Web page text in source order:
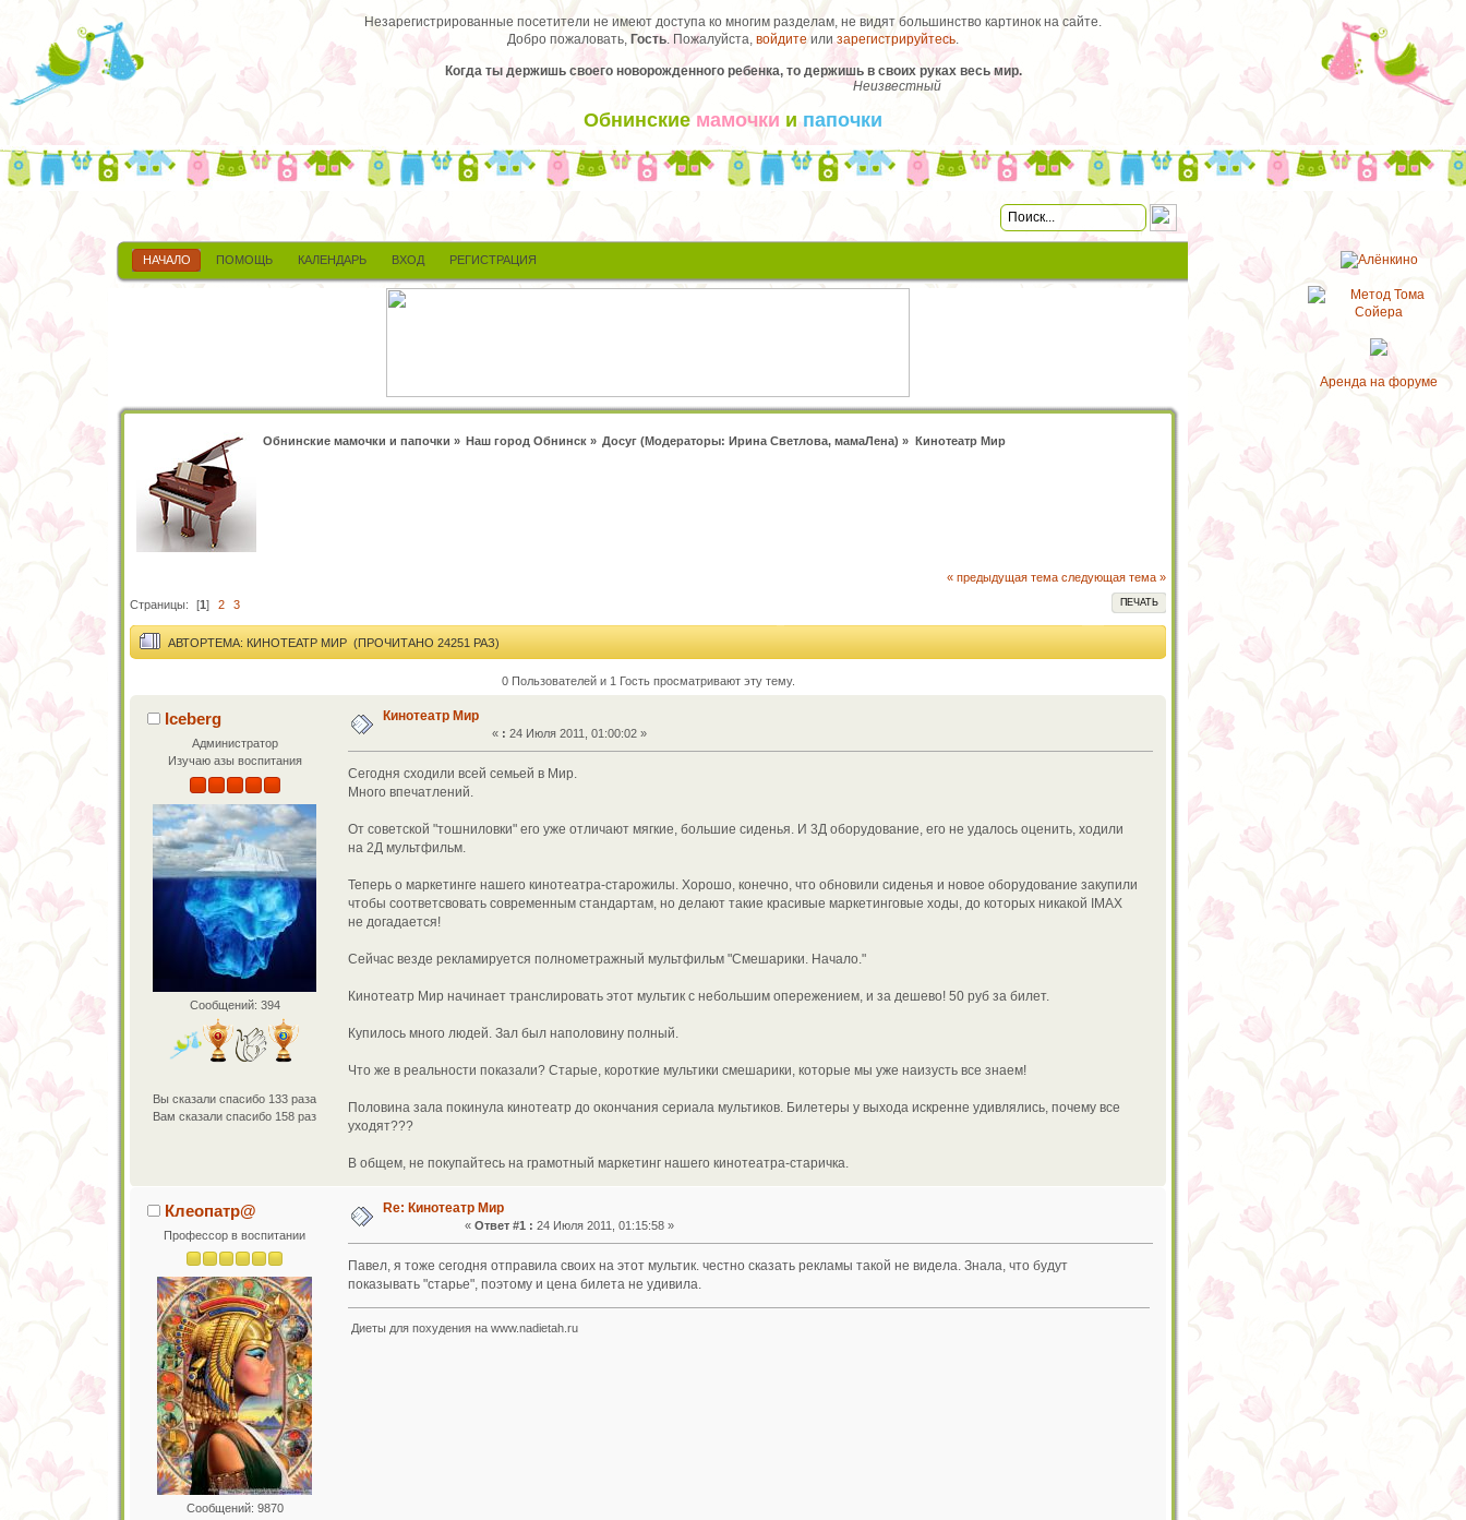
Незарегистрированные посетители не имеют доступа ко многим разделам, не видят большинство картинок на сайте.
Добро пожаловать, Гость. Пожалуйста, войдите илизарегистрируйтесь.
Когда ты держишь своего новорожденного ребенка, то держишь в своих руках весь мир.
Неизвестный
Обнинские мамочки ипапочки
НАЧАЛО ПОМОЩЬ КАЛЕНДАРЬ ВХОД РЕГИСТРАЦИЯ
Обнинские мамочки и папочки » Наш город Обнинск» Досуг (Модераторы:Ирина Светлова,мамаЛена) » Кинотеатр Мир
« предыдущая тема следующая тема »
ПЕЧАТЬ
Страницы: [1] 2 3
АВТОРТЕМА: КИНОТЕАТР МИР (ПРОЧИТАНО 24251 РАЗ)
0 Пользователей и 1 Гость просматривают эту тему.
Iceberg
Администратор
Изучаю азы воспитания
Сообщений: 394
Вы сказали спасибо 133 раза
Вам сказали спасибо 158 раз
Кинотеатр Мир
« : 24 Июля 2011, 01:00:02 »
Сегодня сходили всей семьей в Мир.
Много впечатлений.
От советской "тошниловки" его уже отличают мягкие, большие сиденья. И 3Д оборудование, его не удалось оценить, ходили
на 2Д мультфильм.
Теперь о маркетинге нашего кинотеатра-старожилы. Хорошо, конечно, что обновили сиденья и новое оборудование закупили
чтобы соответсвовать современным стандартам, но делают такие красивые маркетинговые ходы, до которых никакой IMAX
не догадается!
Сейчас везде рекламируется полнометражный мультфильм "Смешарики. Начало."
Кинотеатр Мир начинает транслировать этот мультик с небольшим опережением, и за дешево! 50 руб за билет.
Купилось много людей. Зал был наполовину полный.
Что же в реальности показали? Старые, короткие мультики смешарики, которые мы уже наизусть все знаем!
Половина зала покинула кинотеатр до окончания сериала мультиков. Билетеры у выхода искренне удивлялись, почему все
уходят???
В общем, не покупайтесь на грамотный маркетинг нашего кинотеатра-старичка.
Клеопатр@
Профессор в воспитании
Сообщений: 9870
Re: Кинотеатр Мир
«Ответ #1 : 24 Июля 2011, 01:15:58 »
Павел, я тоже сегодня отправила своих на этот мультик. честно сказать рекламы такой не видела. Знала, что будут
показывать "старье", поэтому и цена билета не удивила.
Диеты для похудения на www.nadietah.ru
Аренда на форуме